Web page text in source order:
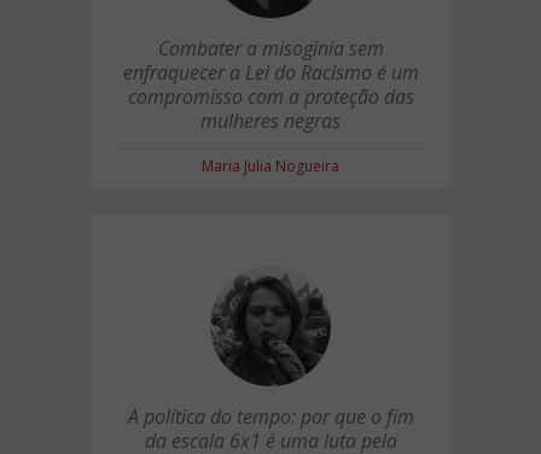
Combater a misoginia sem
enfraquecer a Lei do Racismo é um
compromisso com a proteção das
mulheres negras
Maria Julia Nogueira
A política do tempo: por que o fim
da escala 6x1 é uma luta pela